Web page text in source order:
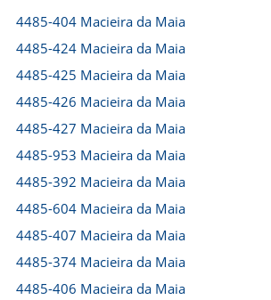
4485-404 Macieira da Maia
4485-424 Macieira da Maia
4485-425 Macieira da Maia
4485-426 Macieira da Maia
4485-427 Macieira da Maia
4485-953 Macieira da Maia
4485-392 Macieira da Maia
4485-604 Macieira da Maia
4485-407 Macieira da Maia
4485-374 Macieira da Maia
4485-406 Macieira da Maia